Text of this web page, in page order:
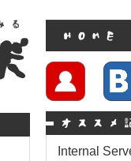
Internal